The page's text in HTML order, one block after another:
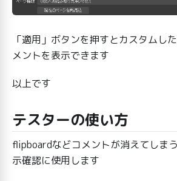
「適用」ボタンを押すとカスタムし
メントを表示できます
以上です
テスターの使い方
flipboardなどコメントが消えてしま
示確認に使用します